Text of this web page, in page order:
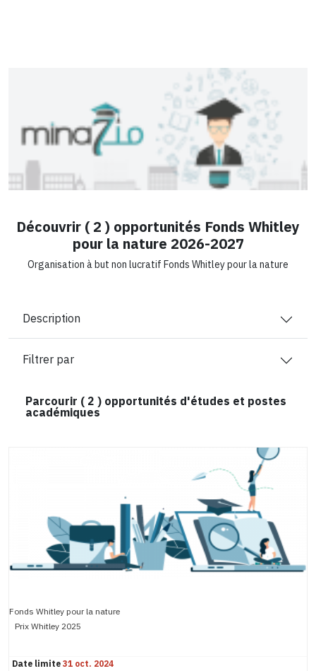
Découvrir ( 2 ) opportunités Fonds Whitley
pour la nature 2026-2027
Organisation à but non lucratif Fonds Whitley pour la nature
Description
Filtrer par
Parcourir ( 2 ) opportunités d'études et postes
académiques
Fonds Whitley pour la nature
Prix Whitley 2025
Date limite31 oct. 2024